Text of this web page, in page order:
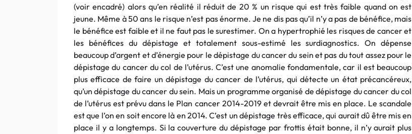
(voir encadré) alors qu’en réalité il réduit de 20 % un risque qui est très faible quand on est
jeune. Même à 50 ans le risque n’est pas énorme. Je ne dis pas qu’il n’y a pas de bénéfice, mais
le bénéfice est faible et il ne faut pas le surestimer. On a hypertrophié les risques de cancer et
les bénéfices du dépistage et totalement sous-estimé les surdiagnostics. On dépense
beaucoup d’argent et d’énergie pour le dépistage du cancer du sein et pas du tout assez pour le
dépistage du cancer du col de l’utérus. C’est une anomalie fondamentale, car il est beaucoup
plus efficace de faire un dépistage du cancer de l’utérus, qui détecte un état précancéreux,
qu’un dépistage du cancer du sein. Mais un programme organisé de dépistage du cancer du col
de l’utérus est prévu dans le Plan cancer 2014-2019 et devrait être mis en place. Le scandale
est que l’on en soit encore là en 2014. C’est un dépistage très efficace, qui aurait dû être mis en
place il y a longtemps. Si la couverture du dépistage par frottis était bonne, il n’y aurait plus